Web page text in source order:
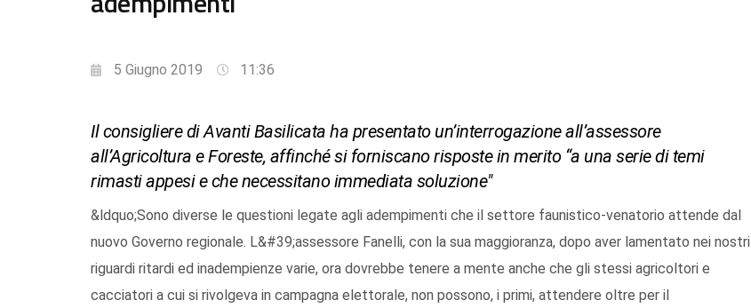
5 Giugno 2019 11:36
Il consigliere di Avanti Basilicata ha presentato un’interrogazione all’assessore
all’Agricoltura e Foreste, affinché si forniscano risposte in merito “a una serie di temi
rimasti appesi e che necessitano immediata soluzione"
&ldquo;Sono diverse le questioni legate agli adempimenti che il settore faunistico-venatorio attende dal
nuovo Governo regionale. L&#39;assessore Fanelli, con la sua maggioranza, dopo aver lamentato nei nostri
riguardi ritardi ed inadempienze varie, ora dovrebbe tenere a mente anche che gli stessi agricoltori e
cacciatori a cui si rivolgeva in campagna elettorale, non possono, i primi, attendere oltre per il